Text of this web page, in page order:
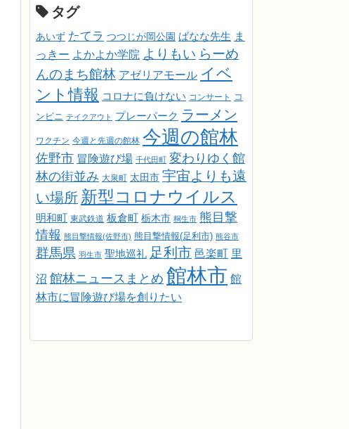
タグ
あいず たてラ つつじが岡公園 ばなな先生 ま
っきー よかよか学院 よりもい らーめ
んのまち館林 アゼリアモール イベ
ント情報 コロナに負けない コンサート
コ
ンビニ テイクアウト プレーパーク ラーメン
ワクチン 今週と先週の館林 今週の館林
佐野市 冒険遊び場 千代田町
変わりゆく館
林の街並み 大泉町 太田市 宇宙よりも遠
い場所 新型コロナウイルス
明和町 東武鉄道 板倉町 栃木市 桐生市 熊目撃
情報 熊目撃情報(佐野市) 熊目撃情報(足利市) 熊谷市
群馬県 羽生市 聖地巡礼 足利市 邑楽町 里
沼 館林ニュースまとめ 館林市 館
林市に冒険遊び場を創りたい